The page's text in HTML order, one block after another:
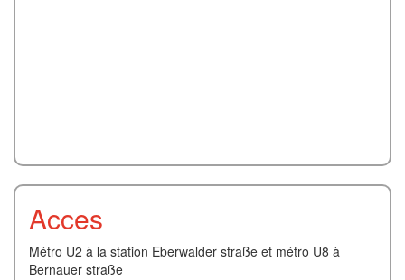
Acces
Métro U2 à la station Eberwalder straße et métro U8 à
Bernauer straße